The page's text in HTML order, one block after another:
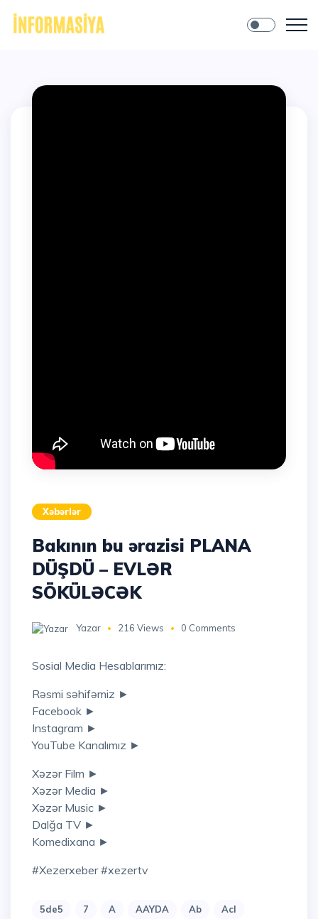
Xəbərlər
Bakının bu ərazisi PLANA
DÜŞDÜ – EVLƏR
SÖKÜLƏCƏK
Yazar 216 Views 0 Comments
Sosial Media Hesablarımız:
Rəsmi səhifəmiz ►
Facebook ►
Instagram ►
YouTube Kanalımız ►
Xəzər Film ►
Xəzər Media ►
Xəzər Music ►
Dalğa TV ►
Komedixana ►
#xezerxeber #xezertv
5de5 7 A AAYDA Ab
Acl